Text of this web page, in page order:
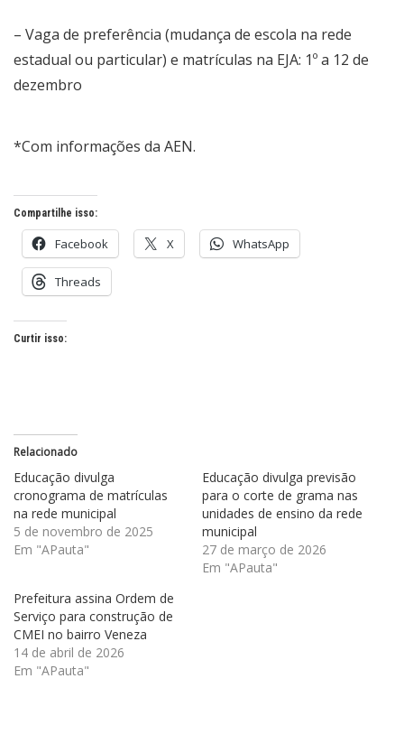
– Vaga de preferência (mudança de escola na rede
estadual ou particular) e matrículas na EJA: 1º a 12 de
dezembro
*Com informações da AEN.
Compartilhe isso:
Facebook X WhatsApp
Threads
Curtir isso:
Relacionado
Educação divulga
cronograma de matrículas
na rede municipal
5 de novembro de 2025
Em "APauta"
Educação divulga previsão
para o corte de grama nas
unidades de ensino da rede
municipal
27 de março de 2026
Em "APauta"
Prefeitura assina Ordem de
Serviço para construção de
CMEI no bairro Veneza
14 de abril de 2026
Em "APauta"